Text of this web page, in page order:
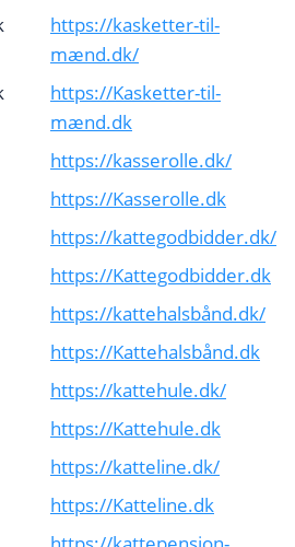
https://kasketter-til-
mænd.dk/
https://Kasketter-til-
mænd.dk
https://kasserolle.dk/
https://Kasserolle.dk
https://kattegodbidder.dk/
https://Kattegodbidder.dk
https://kattehalsbånd.dk/
https://Kattehalsbånd.dk
https://kattehule.dk/
https://Kattehule.dk
https://katteline.dk/
https://Katteline.dk